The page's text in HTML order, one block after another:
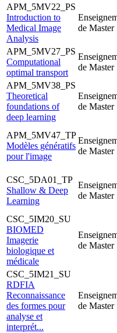
APM_5MV22_PS
Introduction to
Medical Image
Analysis
de Master
APM_5MV27_PS
Computational
optimal transport
de Master
APM_5MV38_PS
Theoretical
foundations of
deep learning
de Master
APM_5MV47_TP
Modèles génératifs
pour l'image
de Master
CSC_5DA01_TP
Shallow & Deep
Learning
de Master
CSC_5IM20_SU
BIOMED
Imagerie
biologique et
médicale
de Master
CSC_5IM21_SU
RDFIA
Reconnaissance
des formes pour
analyse et
interprét...
de Master